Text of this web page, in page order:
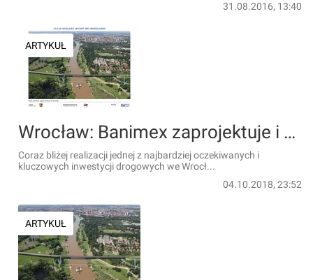
31.08.2016, 13:40
ARTYKUŁ
Wrocław: Banimex zaprojektuje i wybuduje Most Wschodni i Aleję Wielkiej Wyspy
Coraz bliżej realizacji jednej z najbardziej oczekiwanych i
kluczowych inwestycji drogowych we Wrocł...
04.10.2018, 23:52
ARTYKUŁ